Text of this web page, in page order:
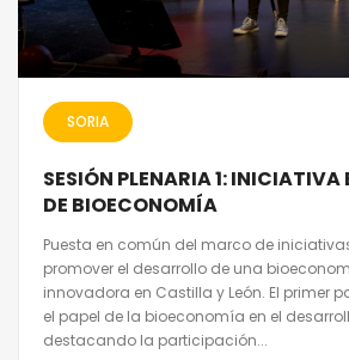
SORIA
SESIÓN PLENARIA 1:
DE BIOECONOMÍA
Puesta en común del marco de
promover el desarrollo de una
innovadora en Castilla y León. El primer
el papel de la bioeconomía en el
destacando la participación...